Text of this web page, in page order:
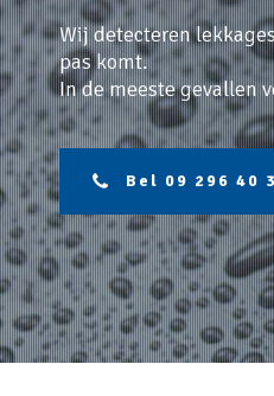
Wij detecteren
pas komt.
In de meeste gevallen
Bel 09 296 40